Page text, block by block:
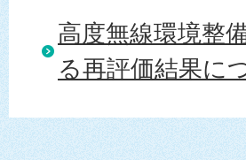
高度無線環境整
る再評価結果に